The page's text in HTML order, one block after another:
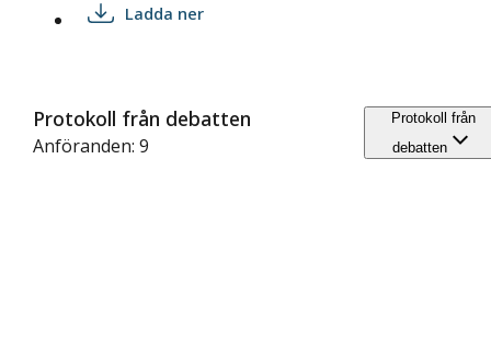
Ladda ner
Protokoll från debatten
Anföranden: 9
Protokoll från
debatten